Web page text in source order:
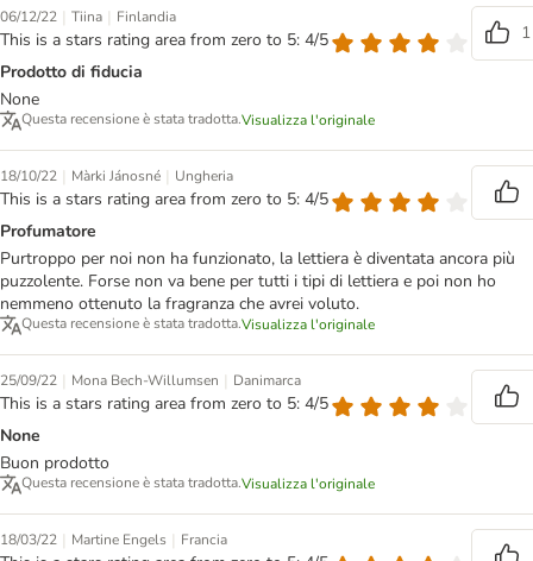
06/12/22 | Tiina | Finlandia
This is a stars rating area from zero to 5: 4/5
1
Prodotto di fiducia
None
Questa recensione è stata tradotta.Visualizza l'originale
18/10/22 | Màrki Jánosné | Ungheria
This is a stars rating area from zero to 5: 4/5
Profumatore
Purtroppo per noi non ha funzionato, la lettiera è diventata ancora più
puzzolente. Forse non va bene per tutti i tipi di lettiera e poi non ho
nemmeno ottenuto la fragranza che avrei voluto.
Questa recensione è stata tradotta.Visualizza l'originale
25/09/22 | Mona Bech-Willumsen | Danimarca
This is a stars rating area from zero to 5: 4/5
None
Buon prodotto
Questa recensione è stata tradotta.Visualizza l'originale
18/03/22 | Martine Engels | Francia